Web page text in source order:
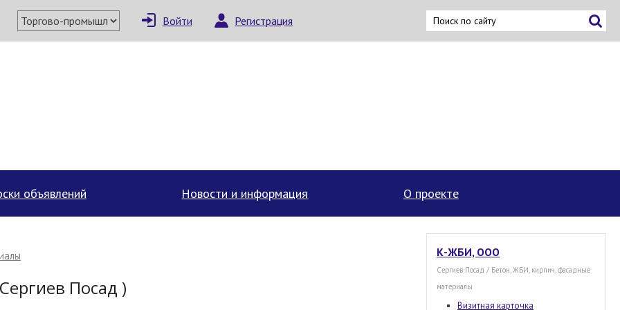
Войти Регистрация
объявлений Новости и информация О проекте
Посад )
Написать поставщику
Отмена Отправить сообщение
К-ЖБИ, ООО
Сергиев Посад / Бетон, ЖБИ, кирпич, фасадные
материалы
Визитная карточка